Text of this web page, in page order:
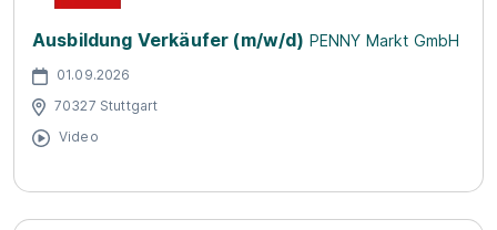
Ausbildung Verkäufer (m/w/d) PENNY Markt GmbH
01.09.2026
70327 Stuttgart
Video